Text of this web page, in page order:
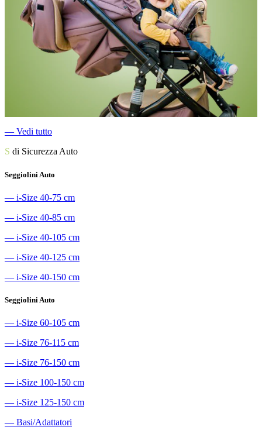
― Vedi tutto
S di Sicurezza Auto
Seggiolini Auto
― i-Size 40-75 cm
― i-Size 40-85 cm
― i-Size 40-105 cm
― i-Size 40-125 cm
― i-Size 40-150 cm
Seggiolini Auto
― i-Size 60-105 cm
― i-Size 76-115 cm
― i-Size 76-150 cm
― i-Size 100-150 cm
― i-Size 125-150 cm
― Basi/Adattatori